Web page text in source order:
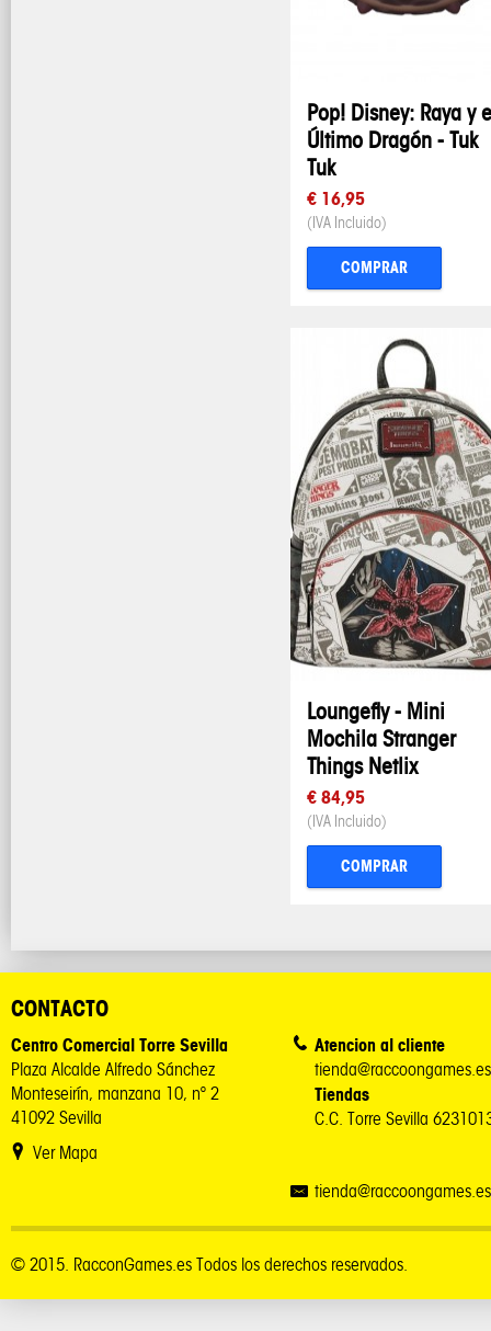
Pop! Disney: Raya y
Último Dragón - Tuk
Tuk
€ 16,95
(IVA Incluido)
COMPRAR
Loungefly - Mini
Mochila Stranger
Things Netlix
€ 84,95
(IVA Incluido)
COMPRAR
CONTACTO
Centro Comercial Torre Sevilla
Plaza Alcalde Alfredo Sánchez
Monteseirín, manzana 10, nº 2
41092 Sevilla
Ver Mapa
Atencion al cliente
tienda@raccoongames.es
Tiendas
C.C. Torre Sevilla
tienda@raccoongames.es
© 2015. RacconGames.es Todos los derechos reservados.